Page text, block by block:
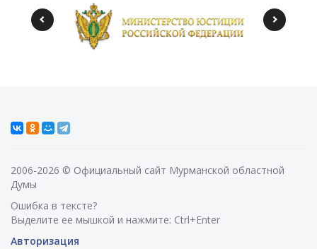
2006-2026 © Официальный сайт Мурманской областной
Думы
Ошибка в тексте?
Выделите ее мышкой и нажмите: Ctrl+Enter
Авторизация